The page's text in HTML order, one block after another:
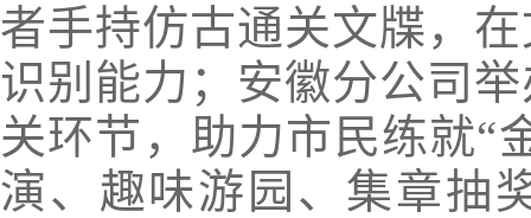
者手持仿古通关文牒，
识别能力；安徽分公司
关环节，助力市民练就“
演、趣味游园、集章抽